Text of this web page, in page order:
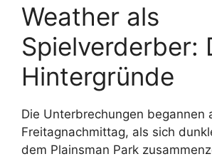
Weather als
Spielverderber:
Hintergründe
Die Unterbrechungen begannen
Freitagnachmittag, als sich
dem Plainsman Park